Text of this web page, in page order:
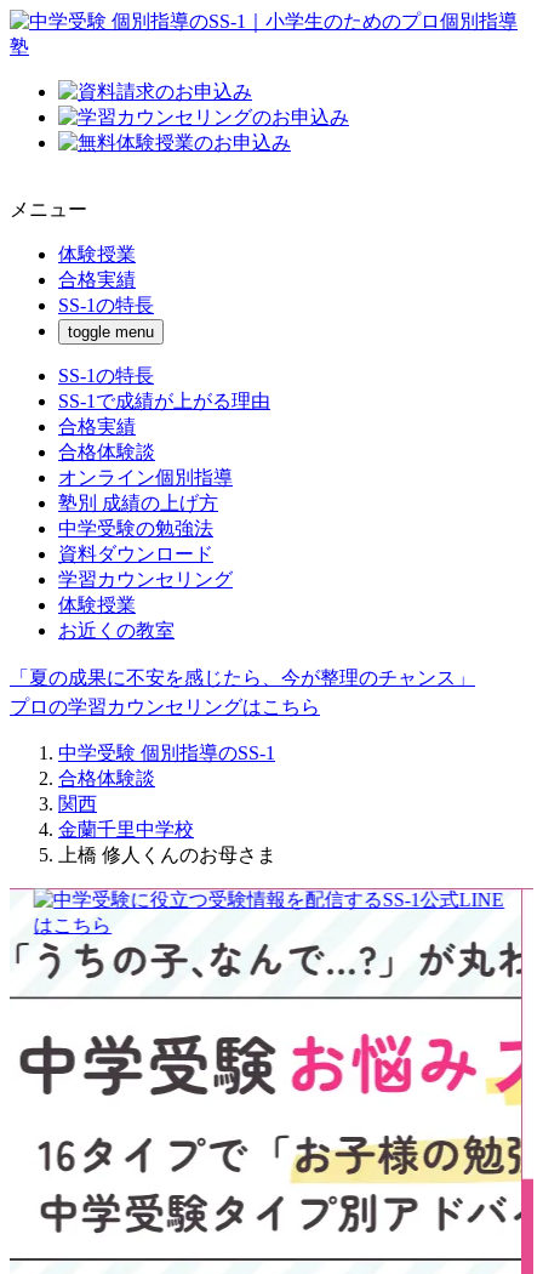
メニュー
体験授業
合格実績
SS-1の特長
toggle menu
SS-1の特長
SS-1で成績が上がる理由
合格実績
合格体験談
オンライン個別指導
塾別 成績の上げ方
中学受験の勉強法
資料ダウンロード
学習カウンセリング
体験授業
お近くの教室
「夏の成果に不安を感じたら、今が整理のチャンス」
プロの学習カウンセリングはこちら
中学受験 個別指導のSS-1
合格体験談
関西
金蘭千里中学校
上橋 修人くんのお母さま